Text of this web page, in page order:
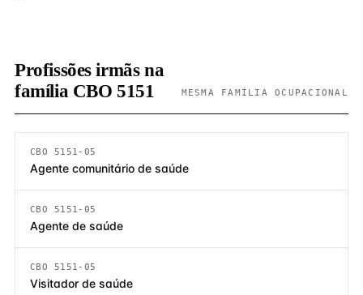
Profissões irmãs na
família CBO 5151
MESMA FAMÍLIA OCUPACIONAL
CBO 5151-05
Agente comunitário de saúde
CBO 5151-05
Agente de saúde
CBO 5151-05
Visitador de saúde